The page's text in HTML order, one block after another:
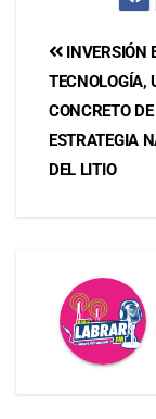
INVERSIÓN
TECNOLOGÍA,
CONCRETO
ESTRATEGIA
DEL LITIO